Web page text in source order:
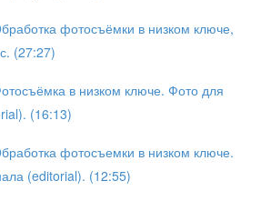
фотосъёмки в низком ключе,
(27:27)
в низком ключе. Фото для
(16:13)
фотосъемки в низком ключе.
(editorial). (12:55)